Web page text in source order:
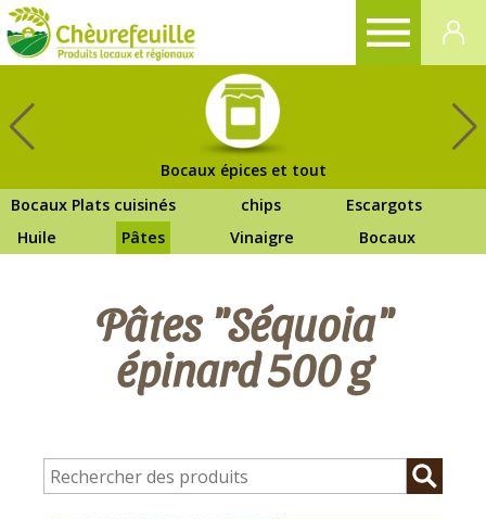
Bocaux épices et tout
Bocaux Plats cuisinés
chips
Escargots
Huile
Pâtes Vinaigre Bocaux
Pâtes "Séquoia"
épinard 500 g